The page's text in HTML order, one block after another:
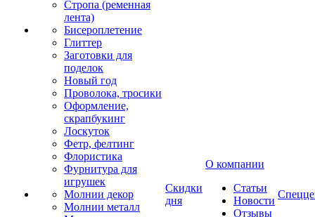
Стропа (ременная
лента)
Бисероплетение
Глиттер
Заготовки для
поделок
Новый год
Проволока, тросики
Оформление,
скрапбукинг
Лоскуток
Фетр, фелтинг
Флористика
Фурнитура для
игрушек
Молнии декор
Молнии металл
Скидки
дня
О компании
Статьи
Новости
Отзывы